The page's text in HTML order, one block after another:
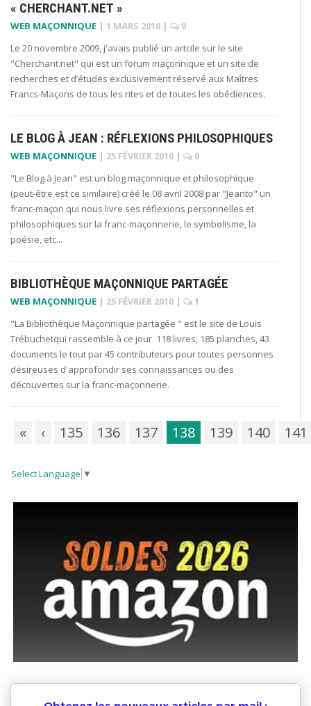
« CHERCHANT.NET »
WEB MAÇONNIQUE | 1 MARS 2010 |
0
Le 20 novembre 2009, j'avais publié un artcile sur le site
"Cherchant.net" qui est un forum maçonnique et un site de
recherches et d’études exclusivement réservé aux Maîtres
Francs-Maçons de tous les rites et de toutes les obédiences.
LE BLOG À JEAN : RÉFLEXIONS PHILOSOPHIQUES
WEB MAÇONNIQUE | 25 FÉVRIER 2010 |
0
"Le Blog à Jean" est un blog maçonnique et philosophique
(peut-être est ce similaire) créé le 08 avril 2008 par "Jeanto" un
franc-maçon qui nous livre ses réflexions personnelles et
philosophiques sur la franc-maçonnerie, le symbolisme, la
poésie, etc...
BIBLIOTHÈQUE MAÇONNIQUE PARTAGÉE
WEB MAÇONNIQUE | 25 FÉVRIER 2010 |
1
"La Bibliothèque Maçonnique partagée " est le site de Louis
Trébuchetqui rassemble à ce jour 118 livres, 185 planches, 43
documents le tout par 45 contributeurs pour toutes personnes
désireuses d'approfondir ses connaissances ou des
découvertes sur la franc-maçonnerie.
« ‹ 135 136 137 138 139 140 141
Select Language ▼